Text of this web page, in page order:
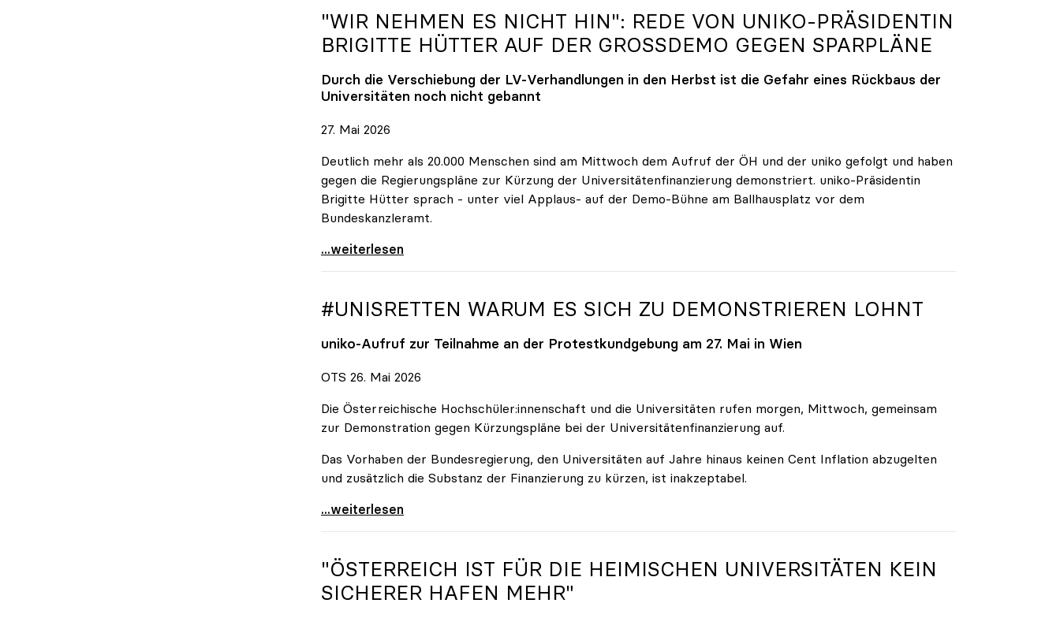
"WIR NEHMEN ES NICHT HIN": REDE VON UNIKO-PRÄSIDENTIN
BRIGITTE HÜTTER AUF DER GROSSDEMO GEGEN SPARPLÄNE
Durch die Verschiebung der LV-Verhandlungen in den Herbst ist die Gefahr eines Rückbaus der
Universitäten noch nicht gebannt
27. Mai 2026
Deutlich mehr als 20.000 Menschen sind am Mittwoch dem Aufruf der ÖH und der uniko gefolgt und haben
gegen die Regierungspläne zur Kürzung der Universitätenfinanzierung demonstriert. uniko-Präsidentin
Brigitte Hütter sprach - unter viel Applaus- auf der Demo-Bühne am Ballhausplatz vor dem
Bundeskanzleramt.
\"Wir nehmen es nicht hin\": Rede von
...weiterlesen
#UNISRETTEN WARUM ES SICH ZU DEMONSTRIEREN LOHNT
uniko-Aufruf zur Teilnahme an der Protestkundgebung am 27. Mai in Wien
OTS 26. Mai 2026
Die Österreichische Hochschüler:innenschaft und die Universitäten rufen morgen, Mittwoch, gemeinsam
zur Demonstration gegen Kürzungspläne bei der Universitätenfinanzierung auf.
Das Vorhaben der Bundesregierung, den Universitäten auf Jahre hinaus keinen Cent Inflation abzugelten
und zusätzlich die Substanz der Finanzierung zu kürzen, ist inakzeptabel.
#UnisRetten Warum es sich zu demonstrieren lohnt
...weiterlesen
"ÖSTERREICH IST FÜR DIE HEIMISCHEN UNIVERSITÄTEN KEIN
SICHERER HAFEN MEHR"